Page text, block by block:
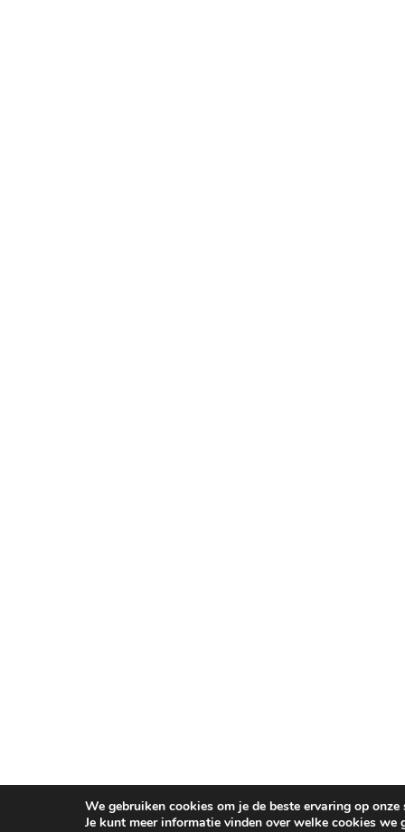
We gebruiken cookies om je de beste ervaring op onze
Je kunt meer informatie vinden over welke cookies